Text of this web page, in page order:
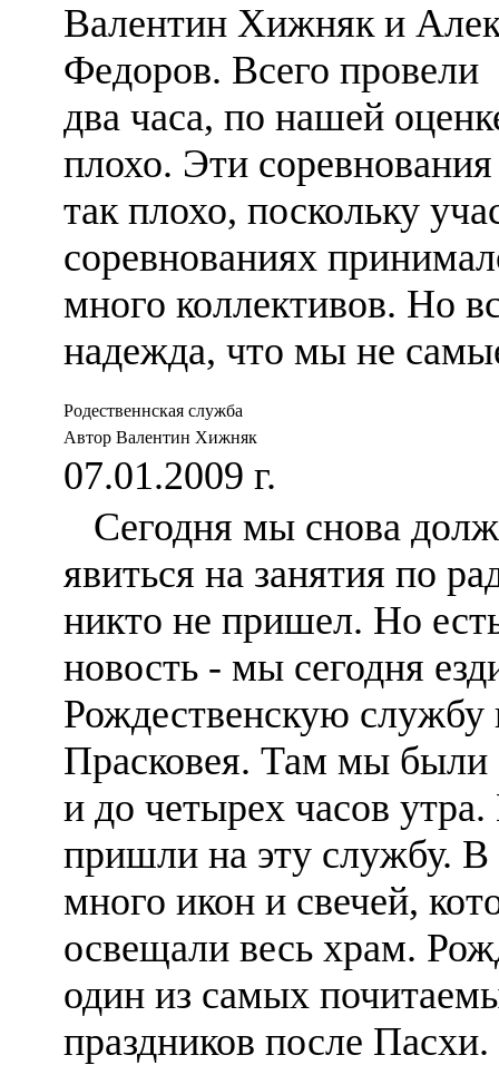
Валентин Хижняк и
Федоров. Всего провели
два часа, по нашей
плохо. Эти
так плохо, поскольку
соревнованиях
много коллективов. Но
надежда, что мы не
Родественнская служба
Автор Валентин Хижняк
07.01.2009 г.
Сегодня мы снова
явиться на занятия по
никто не пришел. Но
новость - мы сегодня
Рождественскую службу
Прасковея. Там мы были
и до четырех часов
пришли на эту службу.
много икон и свечей,
освещали весь храм.
один из самых
праздников после